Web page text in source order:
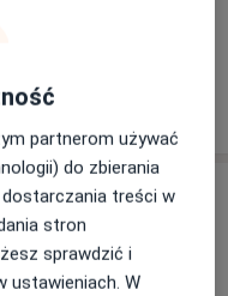
partnerom używać
do zbierania
treści w
stron
sprawdzić i
ustawieniach. W